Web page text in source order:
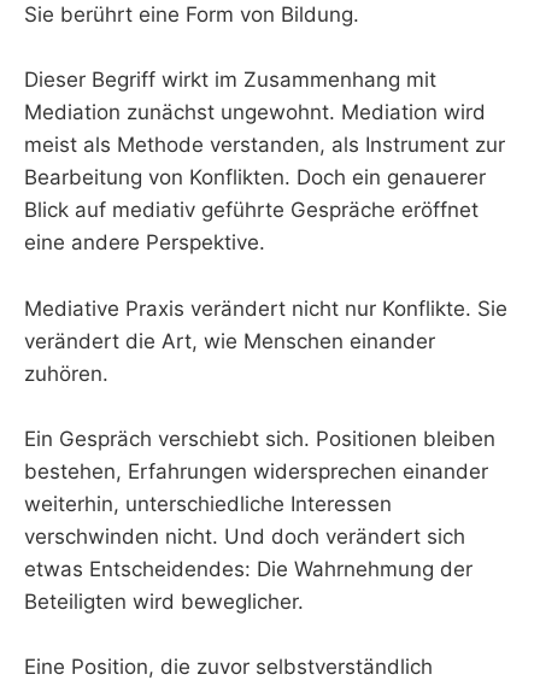
Sie berührt eine Form von Bildung.
Dieser Begriff wirkt im Zusammenhang mit
Mediation zunächst ungewohnt. Mediation wird
meist als Methode verstanden, als Instrument zur
Bearbeitung von Konflikten. Doch ein genauerer
Blick auf mediativ geführte Gespräche eröffnet
eine andere Perspektive.
Mediative Praxis verändert nicht nur Konflikte. Sie
verändert die Art, wie Menschen einander
zuhören.
Ein Gespräch verschiebt sich. Positionen bleiben
bestehen, Erfahrungen widersprechen einander
weiterhin, unterschiedliche Interessen
verschwinden nicht. Und doch verändert sich
etwas Entscheidendes: Die Wahrnehmung der
Beteiligten wird beweglicher.
Eine Position, die zuvor selbstverständlich